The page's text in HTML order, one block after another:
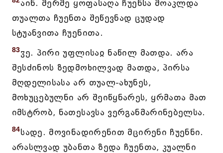
აინ. მერმე ყოფასაღა ჩუენსა მოაკლდა
თუალთა ჩუენთა შეწევნად ცუდად
სტუანვითა ჩუენითა.
83ჳე. პირი უფლისაჲ ნაწილ მათდა. არა
შესძინოს ზედმოხილვად მათდა, პირსა
მღდელისასა არ თუალ-ახუნეს,
მოხუცებულნი არ შეიწყნარეს, ყრმათა მათ
იმსტრობ, ნათესავსა ვერგანმარინებელსა.
84სადე. მოვინადირენით მცირენი ჩუენნი.
არასლვად უბანთა ზედა ჩუენთა, კუალნი